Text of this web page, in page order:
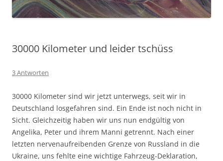
30000 Kilometer und leider tschüss
3 Antworten
30000 Kilometer sind wir jetzt unterwegs, seit wir in
Deutschland losgefahren sind. Ein Ende ist noch nicht in
Sicht. Gleichzeitig haben wir uns nun endgültig von
Angelika, Peter und ihrem Manni getrennt. Nach einer
letzten nervenaufreibenden Grenze von Russland in die
Ukraine, uns fehlte eine wichtige Fahrzeug-Deklaration,